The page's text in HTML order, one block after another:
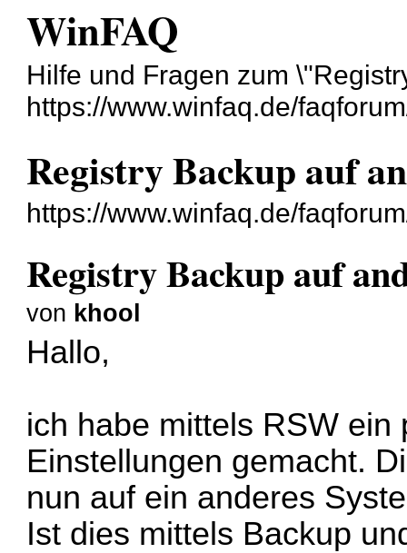
WinFAQ
Hilfe und Fragen zum
https://www.winfaq.de/
Registry Backup auf
https://www.winfaq.de/
Registry Backup auf
von khool
Hallo,
ich habe mittels RSW
Einstellungen gemacht.
nun auf ein anderes
Ist dies mittels Backup